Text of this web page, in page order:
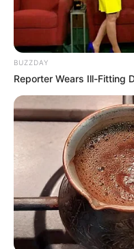
BUZZDAY
Reporter Wears Ill-Fitting